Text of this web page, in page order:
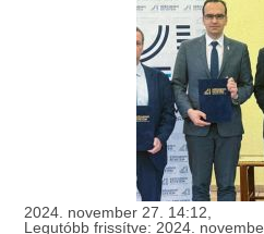
2024. november 27. 14:12,
Legutóbb frissítve: 2024.